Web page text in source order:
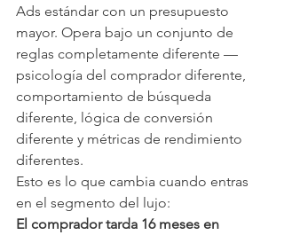
Ads estándar con un presupuesto
mayor. Opera bajo un conjunto de
reglas completamente diferente —
psicología del comprador diferente,
comportamiento de búsqueda
diferente, lógica de conversión
diferente y métricas de rendimiento
diferentes.
Esto es lo que cambia cuando entras
en el segmento del lujo:
El comprador tarda 16 meses en